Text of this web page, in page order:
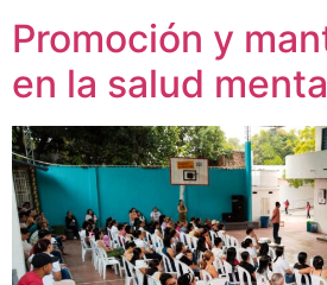
Promoción y
en la salud